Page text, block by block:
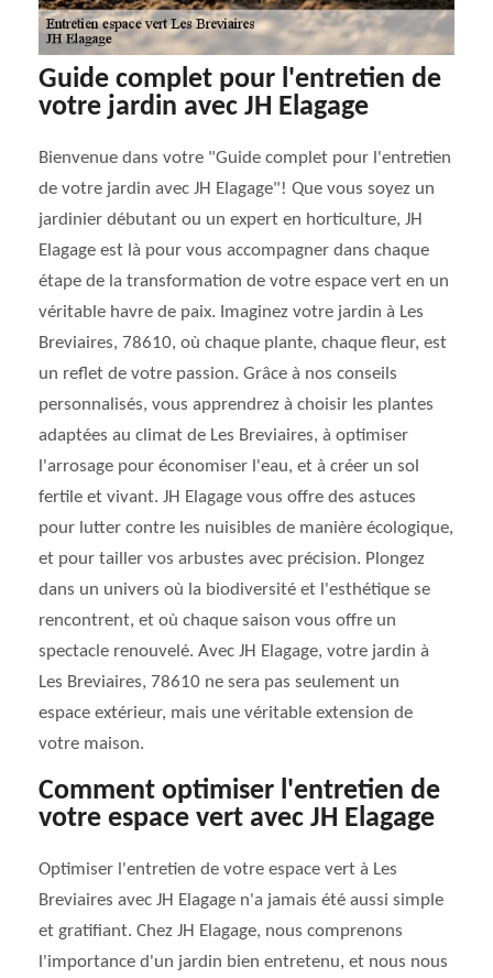
Guide complet pour l'entretien de
votre jardin avec JH Elagage
Bienvenue dans votre "Guide complet pour l'entretien
de votre jardin avec JH Elagage"! Que vous soyez un
jardinier débutant ou un expert en horticulture, JH
Elagage est là pour vous accompagner dans chaque
étape de la transformation de votre espace vert en un
véritable havre de paix. Imaginez votre jardin à Les
Breviaires, 78610, où chaque plante, chaque fleur, est
un reflet de votre passion. Grâce à nos conseils
personnalisés, vous apprendrez à choisir les plantes
adaptées au climat de Les Breviaires, à optimiser
l'arrosage pour économiser l'eau, et à créer un sol
fertile et vivant. JH Elagage vous offre des astuces
pour lutter contre les nuisibles de manière écologique,
et pour tailler vos arbustes avec précision. Plongez
dans un univers où la biodiversité et l'esthétique se
rencontrent, et où chaque saison vous offre un
spectacle renouvelé. Avec JH Elagage, votre jardin à
Les Breviaires, 78610 ne sera pas seulement un
espace extérieur, mais une véritable extension de
votre maison.
Comment optimiser l'entretien de
votre espace vert avec JH Elagage
Optimiser l'entretien de votre espace vert à Les
Breviaires avec JH Elagage n'a jamais été aussi simple
et gratifiant. Chez JH Elagage, nous comprenons
l'importance d'un jardin bien entretenu, et nous nous